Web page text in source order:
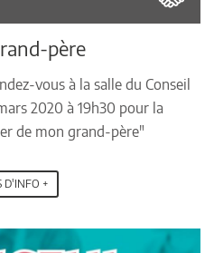
père
vous à la salle du Conseil
2020 à 19h30 pour la
de mon grand-père"
D'INFO +